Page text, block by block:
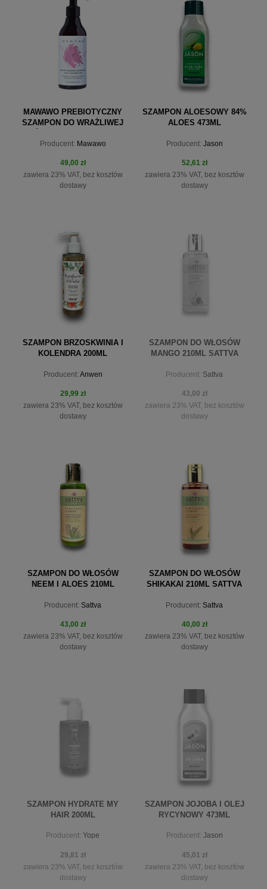
do koszyka powiadom o dostępności
MAWAWO PREBIOTYCZNY
SZAMPON DO WRAŻLIWEJ
ŻYCIA 250ML
Producent: Mawawo
49,00 zł
zawiera 23% VAT, bez kosztów
dostawy
do koszyka
SZAMPON ALOESOWY 84%
ALOES 473ML
Producent: Jason
52,61 zł
zawiera 23% VAT, bez kosztów
dostawy
powiadom o dostępności
SZAMPON BRZOSKWINIA I
KOLENDRA 200ML
Producent: Anwen
29,99 zł
zawiera 23% VAT, bez kosztów
dostawy
do koszyka
SZAMPON DO WŁOSÓW
MANGO 210ML SATTVA
Producent: Sattva
43,00 zł
zawiera 23% VAT, bez kosztów
dostawy
powiadom o dostępności
SZAMPON DO WŁOSÓW
NEEM I ALOES 210ML
Producent: Sattva
43,00 zł
zawiera 23% VAT, bez kosztów
dostawy
do koszyka
SZAMPON DO WŁOSÓW
SHIKAKAI 210ML SATTVA
Producent: Sattva
40,00 zł
zawiera 23% VAT, bez kosztów
dostawy
do koszyka
SZAMPON HYDRATE MY
HAIR 200ML
Producent: Yope
29,81 zł
zawiera 23% VAT, bez kosztów
dostawy
SZAMPON JOJOBA I OLEJ
RYCYNOWY 473ML
Producent: Jason
45,01 zł
zawiera 23% VAT, bez kosztów
dostawy